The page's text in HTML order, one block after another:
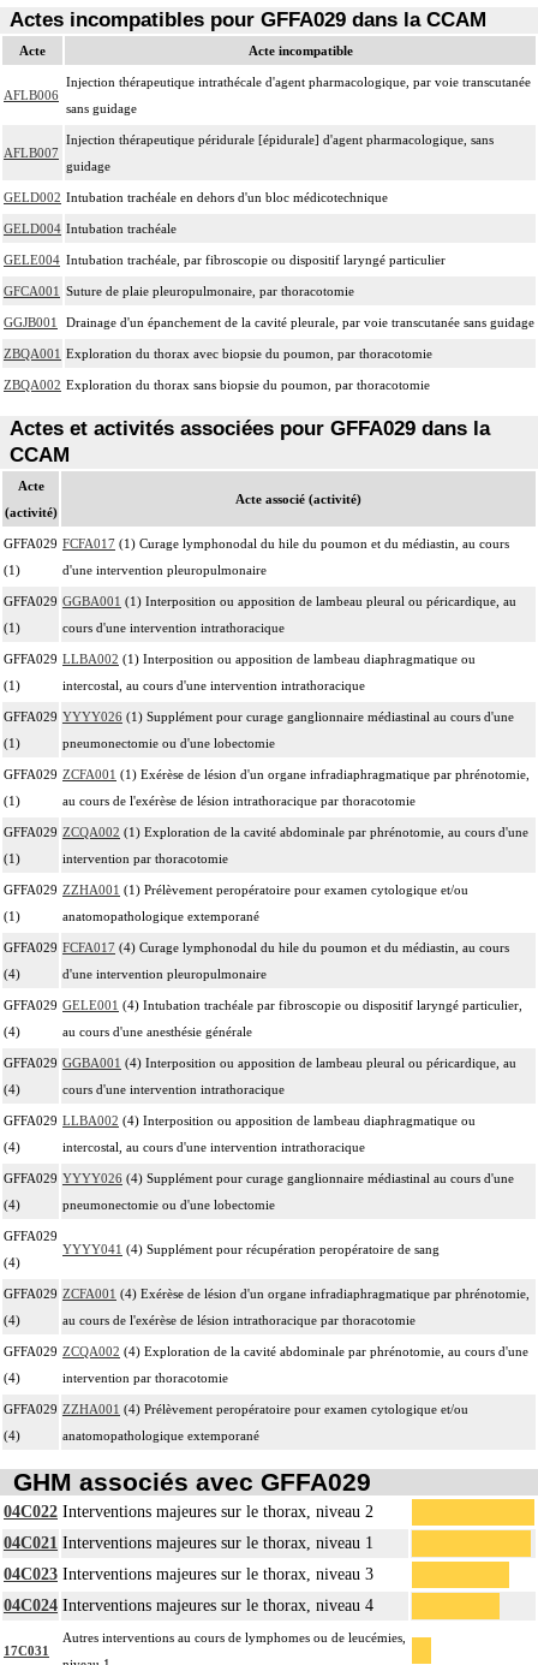
Actes incompatibles pour GFFA029 dans la CCAM
Acte Acte incompatible
AFLB006
Injection thérapeutique intrathécale d'agent pharmacologique, par voie transcutanée
sans guidage
AFLB007
Injection thérapeutique péridurale [épidurale] d'agent pharmacologique, sans
guidage
GELD002 Intubation trachéale en dehors d'un bloc médicotechnique
GELD004 Intubation trachéale
GELE004 Intubation trachéale, par fibroscopie ou dispositif laryngé particulier
GFCA001 Suture de plaie pleuropulmonaire, par thoracotomie
GGJB001 Drainage d'un épanchement de la cavité pleurale, par voie transcutanée sans guidage
ZBQA001 Exploration du thorax avec biopsie du poumon, par thoracotomie
ZBQA002 Exploration du thorax sans biopsie du poumon, par thoracotomie
Actes et activités associées pour GFFA029 dans la
CCAM
Acte
(activité)
Acte associé (activité)
GFFA029
(1)
FCFA017 (1) Curage lymphonodal du hile du poumon et du médiastin, au cours
d'une intervention pleuropulmonaire
GFFA029
(1)
GGBA001 (1) Interposition ou apposition de lambeau pleural ou péricardique, au
cours d'une intervention intrathoracique
GFFA029
(1)
LLBA002 (1) Interposition ou apposition de lambeau diaphragmatique ou
intercostal, au cours d'une intervention intrathoracique
GFFA029
(1)
YYYY026 (1) Supplément pour curage ganglionnaire médiastinal au cours d'une
pneumonectomie ou d'une lobectomie
GFFA029
(1)
ZCFA001 (1) Exérèse de lésion d'un organe infradiaphragmatique par phrénotomie,
au cours de l'exérèse de lésion intrathoracique par thoracotomie
GFFA029
(1)
ZCQA002 (1) Exploration de la cavité abdominale par phrénotomie, au cours d'une
intervention par thoracotomie
GFFA029
(1)
ZZHA001 (1) Prélèvement peropératoire pour examen cytologique et/ou
anatomopathologique extemporané
GFFA029
(4)
FCFA017 (4) Curage lymphonodal du hile du poumon et du médiastin, au cours
d'une intervention pleuropulmonaire
GFFA029
(4)
GELE001 (4) Intubation trachéale par fibroscopie ou dispositif laryngé particulier,
au cours d'une anesthésie générale
GFFA029
(4)
GGBA001 (4) Interposition ou apposition de lambeau pleural ou péricardique, au
cours d'une intervention intrathoracique
GFFA029
(4)
LLBA002 (4) Interposition ou apposition de lambeau diaphragmatique ou
intercostal, au cours d'une intervention intrathoracique
GFFA029
(4)
YYYY026 (4) Supplément pour curage ganglionnaire médiastinal au cours d'une
pneumonectomie ou d'une lobectomie
GFFA029
(4)
YYYY041 (4) Supplément pour récupération peropératoire de sang
GFFA029
(4)
ZCFA001 (4) Exérèse de lésion d'un organe infradiaphragmatique par phrénotomie,
au cours de l'exérèse de lésion intrathoracique par thoracotomie
GFFA029
(4)
ZCQA002 (4) Exploration de la cavité abdominale par phrénotomie, au cours d'une
intervention par thoracotomie
GFFA029
(4)
ZZHA001 (4) Prélèvement peropératoire pour examen cytologique et/ou
anatomopathologique extemporané
GHM associés avec GFFA029
04C022 Interventions majeures sur le thorax, niveau 2
04C021 Interventions majeures sur le thorax, niveau 1
04C023 Interventions majeures sur le thorax, niveau 3
04C024 Interventions majeures sur le thorax, niveau 4
17C031
Autres interventions au cours de lymphomes ou de leucémies,